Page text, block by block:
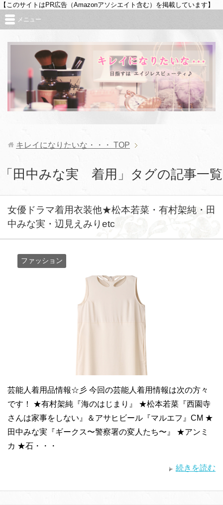
【このサイトはPR広告（Amazonアソシエイト含む）を掲載しています】
メニュー
キレイになりたいな・・・ TOP
「田中みな実 着用」タグの記事一覧
女優ドラマ着用衣装他★松本若菜・有村架純・田
中みな実・辺見えみりetc
ファッション
芸能人着用品情報☆彡 今回の芸能人着用情報は次の方々
です！ ★有村架純『海のはじまり』 ★松本若菜『西園寺
さんは家事をしない』＆アサヒビール『マルエフ』CM ★
田中みな実『ギークス〜警察署の変人たち〜』 ★アンミ
カ ★石・・・
続きを読む